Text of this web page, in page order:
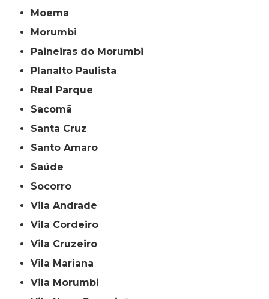
Moema
Morumbi
Paineiras do Morumbi
Planalto Paulista
Real Parque
Sacomã
Santa Cruz
Santo Amaro
Saúde
Socorro
Vila Andrade
Vila Cordeiro
Vila Cruzeiro
Vila Mariana
Vila Morumbi